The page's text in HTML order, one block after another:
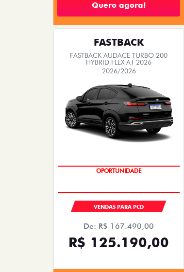
Quero agora!
FASTBACK
FASTBACK AUDACE TURBO 200
HYBRID FLEX AT 2026
2026/2026
OPORTUNIDADE
VENDAS PARA PCD
De: R$ 167.490,00
R$ 125.190,00